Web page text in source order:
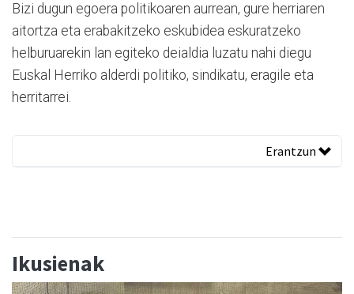
Bizi dugun egoera politikoaren aurrean, gure herriaren
aitortza eta erabakitzeko eskubidea eskuratzeko
helburuarekin lan egiteko deialdia luzatu nahi diegu
Euskal Herriko alderdi politiko, sindikatu, eragile eta
herritarrei.
Erantzun
Ikusienak